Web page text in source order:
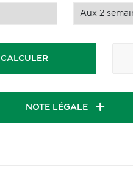
CALCULER
NOTE LÉGALE